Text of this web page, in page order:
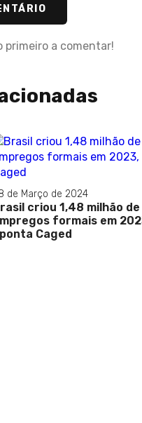
primeiro a comentar!
de Fevereiro de 2023
A
Ericsson
8,5 mil